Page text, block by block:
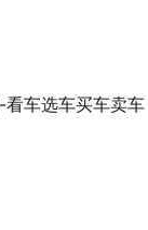
车选车买车卖车